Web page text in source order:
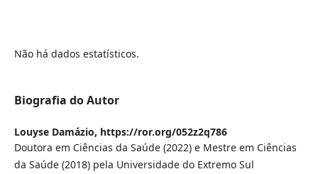
Não há dados estatísticos.
Biografia do Autor
Louyse Damázio, https://ror.org/052z2q786
Doutora em Ciências da Saúde (2022) e Mestre em Ciências
da Saúde (2018) pela Universidade do Extremo Sul